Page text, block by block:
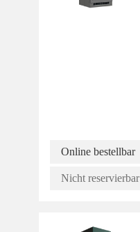
Online bestellbar
Nicht reservierbar